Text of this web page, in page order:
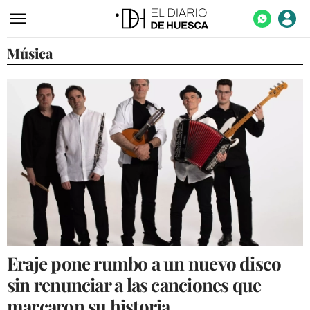
ACTUALIDAD
TECNOLOGÍA
TURISMO
AGROALIMENTACIÓN
DEPORTES
CULTURA
SOCIEDAD
OPINIÓN
GALERÍAS
Música
Eraje pone rumbo a un nuevo disco
sin renunciar a las canciones que